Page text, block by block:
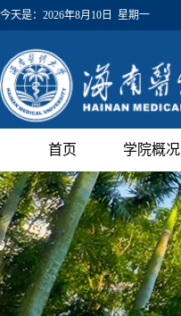
今天是： 2026年8月10日 星期一
首页 学院概况